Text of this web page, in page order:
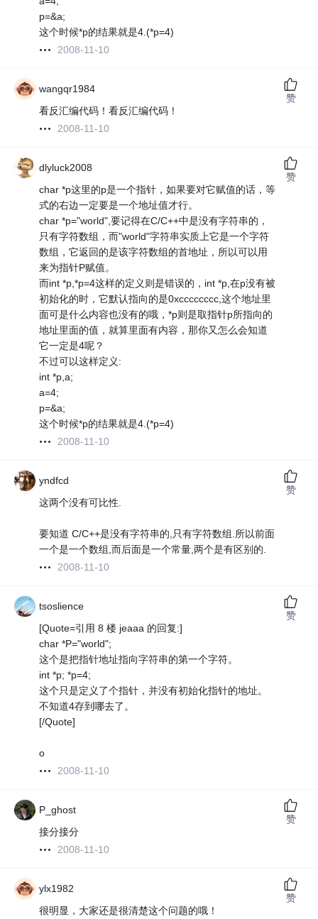
p=&a;
这个时候*p的结果就是4.(*p=4)
2008-11-10
wangqr1984
看反汇编代码！看反汇编代码！
2008-11-10
赞
dlyluck2008
char *p这里的p是一个指针，如果要对它赋值的话，等
式的右边一定要是一个地址值才行。
char *p="world",要记得在C/C++中是没有字符串的，
只有字符数组，而"world"字符串实质上它是一个字符
数组，它返回的是该字符数组的首地址，所以可以用
来为指针P赋值。
而int *p,*p=4这样的定义则是错误的，int *p,在p没有被
初始化的时，它默认指向的是0xcccccccc,这个地址里
面可是什么内容也没有的哦，*p则是取指针p所指向的
地址里面的值，就算里面有内容，那你又怎么会知道
它一定是4呢？
不过可以这样定义:
int *p,a;
a=4;
p=&a;
这个时候*p的结果就是4.(*p=4)
2008-11-10
赞
yndfcd
这两个没有可比性.
要知道 C/C++是没有字符串的,只有字符数组.所以前面
一个是一个数组,而后面是一个常量,两个是有区别的.
2008-11-10
赞
tsoslience
[Quote=引用 8 楼 jeaaa 的回复:]
char *P="world";
这个是把指针地址指向字符串的第一个字符。
int *p; *p=4;
这个只是定义了个指针，并没有初始化指针的地址。
不知道4存到哪去了。
[/Quote]
o
2008-11-10
赞
P_ghost
接分接分
2008-11-10
赞
ylx1982
很明显，大家还是很清楚这个问题的哦！
赞